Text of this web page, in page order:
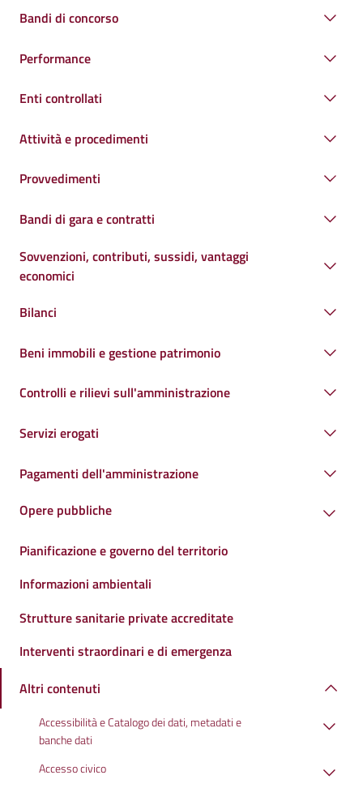
Bandi di concorso
Performance
Enti controllati
Attività e procedimenti
Provvedimenti
Bandi di gara e contratti
Sovvenzioni, contributi, sussidi, vantaggi
economici
Bilanci
Beni immobili e gestione patrimonio
Controlli e rilievi sull'amministrazione
Servizi erogati
Pagamenti dell'amministrazione
Opere pubbliche
Pianificazione e governo del territorio
Informazioni ambientali
Strutture sanitarie private accreditate
Interventi straordinari e di emergenza
Altri contenuti
Accessibilità e Catalogo dei dati, metadati e
banche dati
Accesso civico